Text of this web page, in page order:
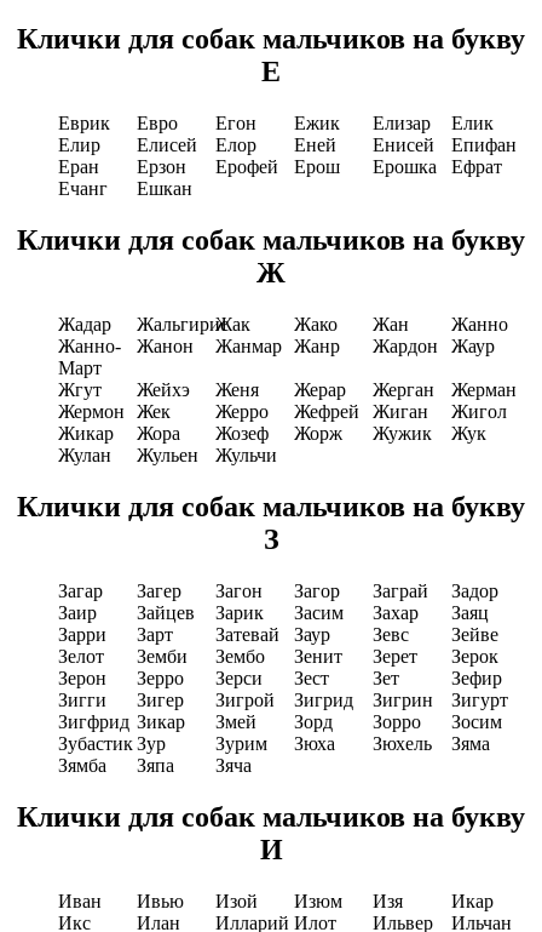
Клички для собак мальчиков на букву
E
Еврик Евро Егон Ежик Елизар
Елик
Елир
Елисей Елор Еней Енисей
Епифан
Еран
Ерзон Ерофей Ерош Ерошка
Ефрат
Ечанг
Ешкан
Клички для собак мальчиков на букву
Ж
Жадар ЖальгирисЖак Жако Жан
Жанно
Жанно-
Март
Жанон Жанмар Жанр Жардон Жаур
Жгут Жейхэ Женя Жерар Жерган
Жерман
Жермон
Жек Жерро Жефрей Жиган
Жигол
Жикар
Жора Жозеф Жорж Жужик
Жук
Жулан
Жульен Жульчи
Клички для собак мальчиков на букву
З
Загар Загер Загон Загор Заграй
Задор
Заир
Зайцев Зарик Засим Захар
Заяц
Зарри
Зарт Затевай Заур Зевс
Зейве
Зелот
Земби Зембо Зенит Зерет
Зерок
Зерон
Зерро Зерси Зест Зет
Зефир
Зигги
Зигер Зигрой Зигрид Зигрин
Зигурт
Зигфрид Зикар Змей Зорд Зорро
Зосим
ЗубастикЗур Зурим Зюха Зюхель
Зяма
Зямба
Зяпа Зяча
Клички для собак мальчиков на букву
И
Иван Ивью Изой Изюм Изя
Икар
Икс
Илан Илларий Илот Ильвер Ильчан